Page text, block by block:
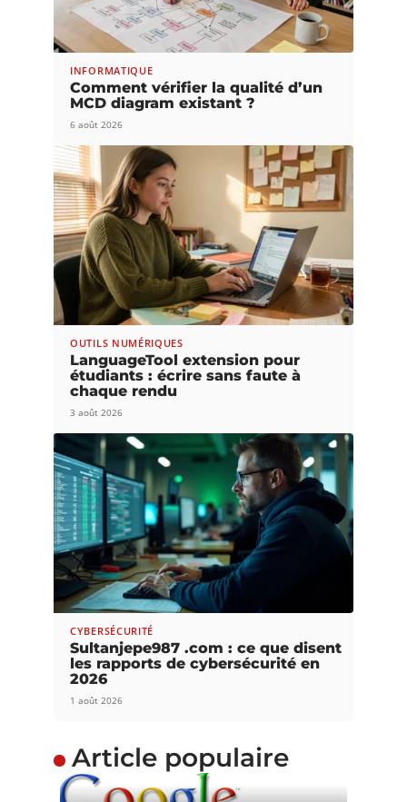
INFORMATIQUE
Comment vérifier la qualité d’un
MCD diagram existant ?
6 août 2026
OUTILS NUMÉRIQUES
LanguageTool extension pour
étudiants : écrire sans faute à
chaque rendu
3 août 2026
CYBERSÉCURITÉ
Sultanjepe987 .com : ce que disent
les rapports de cybersécurité en
2026
1 août 2026
Article populaire